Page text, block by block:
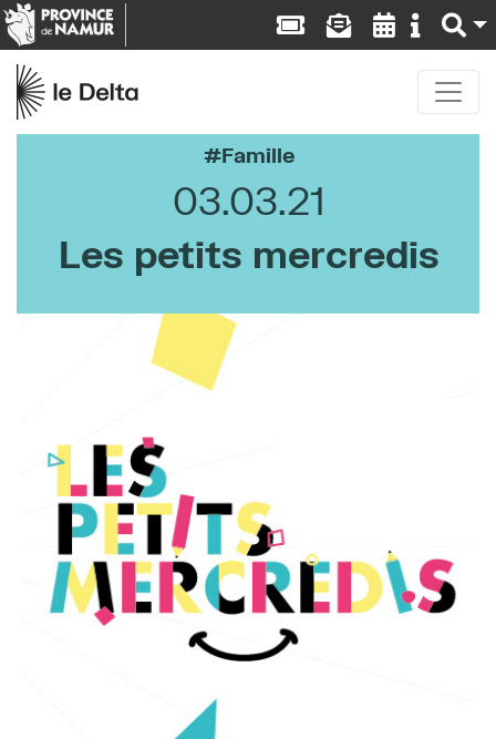
Famille
03.03.21
Les petits mercredis